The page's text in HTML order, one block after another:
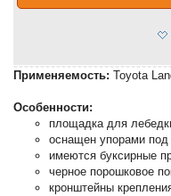
Применяемость: Toyota
Особенности:
площадка для
оснащен упорами
имеются буксирные
черное порошковое
кронштейны